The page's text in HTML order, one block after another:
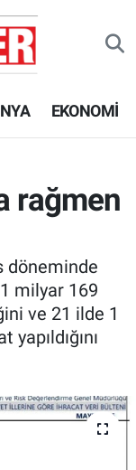
EKONOMİ
rağmen
döneminde
milyar 169
ve 21 ilde 1